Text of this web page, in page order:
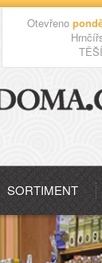
Otevřeno
SORTIMENT